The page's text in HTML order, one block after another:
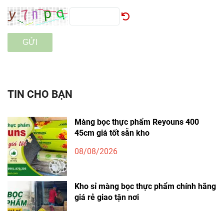
GỬI
TIN CHO BẠN
Màng bọc thực phẩm Reyouns 400
45cm giá tốt sẵn kho
08/08/2026
Kho sỉ màng bọc thực phẩm chính hãng
giá rẻ giao tận nơi